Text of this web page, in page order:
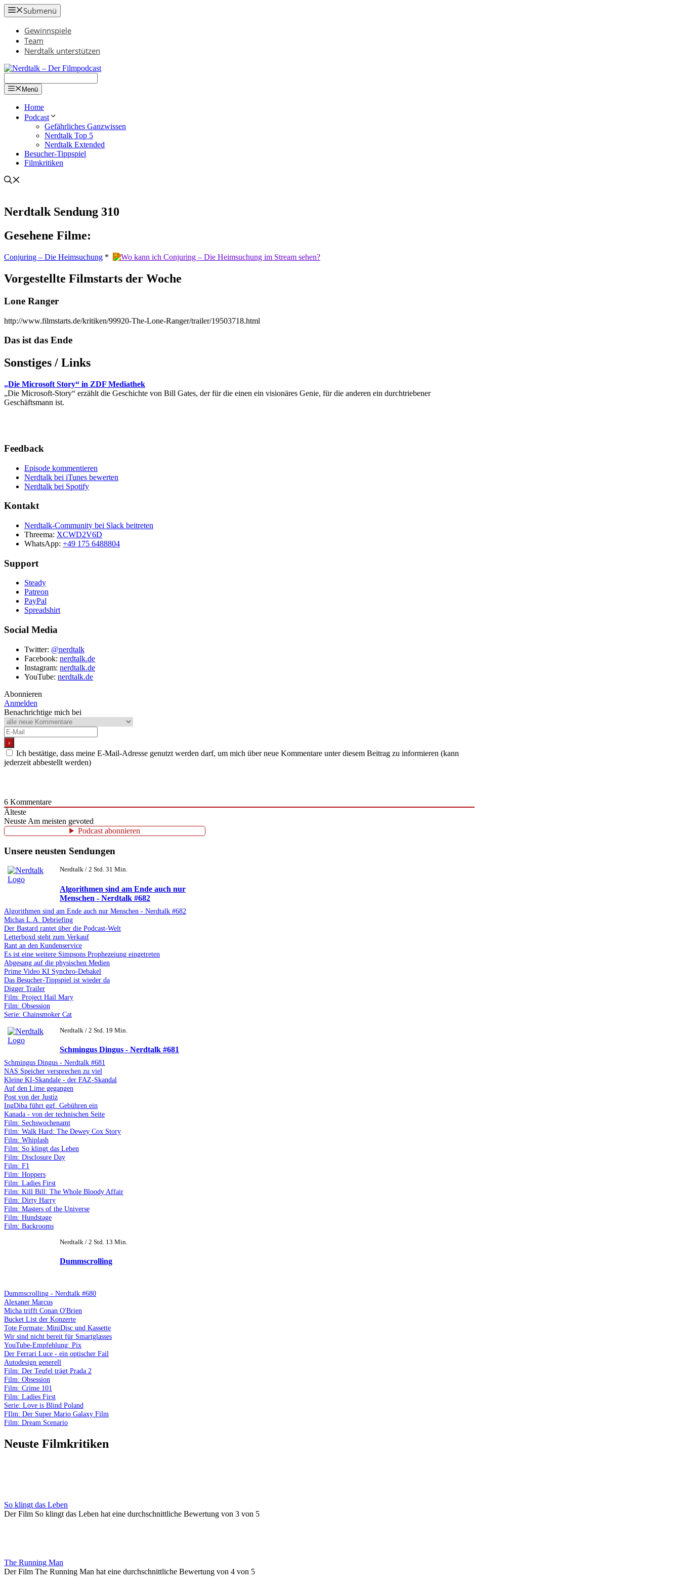
Zum
Inhalt
springen
Submenü
Gewinnspiele
Team
Nerdtalk unterstützen
Menü
Home
Podcast
Gefährliches Ganzwissen
Nerdtalk Top 5
Nerdtalk Extended
Besucher-Tippspiel
Filmkritiken
Nerdtalk Sendung 310
Gesehene Filme:
Conjuring – Die Heimsuchung *
Vorgestellte Filmstarts der Woche
Lone Ranger
http://www.filmstarts.de/kritiken/99920-The-Lone-Ranger/trailer/19503718.html
Das ist das Ende
Sonstiges / Links
„Die Microsoft Story“ in ZDF Mediathek
„Die Microsoft-Story“ erzählt die Geschichte von Bill Gates, der für die einen ein visionäres Genie, für die anderen ein durchtriebener
Geschäftsmann ist.
Feedback
Episode kommentieren
Nerdtalk bei iTunes bewerten
Nerdtalk bei Spotify
Kontakt
Nerdtalk-Community bei Slack beitreten
Threema: XCWD2V6D
WhatsApp: +49 175 6488804
Support
Steady
Patreon
PayPal
Spreadshirt
Social Media
Twitter: @nerdtalk
Facebook: nerdtalk.de
Instagram: nerdtalk.de
YouTube: nerdtalk.de
Abonnieren
Anmelden
Benachrichtige mich bei
Ich bestätige, dass meine E-Mail-Adresse genutzt werden darf, um mich über neue Kommentare unter diesem Beitrag zu informieren (kann
jederzeit abbestellt werden)
6 Kommentare
Älteste
Neuste Am meisten gevoted
Podcast abonnieren
Unsere neusten Sendungen
Nerdtalk / 2 Std. 31 Min.
Algorithmen sind am Ende auch nur
Menschen - Nerdtalk #682
Algorithmen sind am Ende auch nur Menschen - Nerdtalk #682
Michas L.A. Debriefing
Der Bastard rantet über die Podcast-Welt
Letterboxd steht zum Verkauf
Rant an den Kundenservice
Es ist eine weitere Simpsons Prophezeiung eingetreten
Abgesang auf die physischen Medien
Prime Video KI Synchro-Debakel
Das Besucher-Tippspiel ist wieder da
Digger Trailer
Film: Project Hail Mary
Film: Obsession
Serie: Chainsmoker Cat
Nerdtalk / 2 Std. 19 Min.
Schmingus Dingus - Nerdtalk #681
Schmingus Dingus - Nerdtalk #681
NAS Speicher versprechen zu viel
Kleine KI-Skandale - der FAZ-Skandal
Auf den Lime gegangen
Post von der Justiz
IngDiba führt ggf. Gebühren ein
Kanada - von der technischen Seite
Film: Sechswochenamt
Film: Walk Hard: The Dewey Cox Story
Film: Whiplash
Film: So klingt das Leben
Film: Disclosure Day
Film: F1
Film: Hoppers
Film: Ladies First
Film: Kill Bill: The Whole Bloody Affair
Film: Dirty Harry
Film: Masters of the Universe
Film: Hundstage
Film: Backrooms
Nerdtalk / 2 Std. 13 Min.
Dummscrolling
Dummscrolling - Nerdtalk #680
Alexaner Marcus
Micha trifft Conan O'Brien
Bucket List der Konzerte
Tote Formate: MiniDisc und Kassette
Wir sind nicht bereit für Smartglasses
YouTube-Empfehlung: Pix
Der Ferrari Luce - ein optischer Fail
Autodesign generell
Film: Der Teufel trägt Prada 2
Film: Obsession
Film: Crime 101
Film: Ladies First
Serie: Love is Blind Poland
FIlm: Der Super Mario Galaxy Film
Film: Dream Scenario
Neuste Filmkritiken
So klingt das Leben
Der Film So klingt das Leben hat eine durchschnittliche Bewertung von 3 von 5
The Running Man
Der Film The Running Man hat eine durchschnittliche Bewertung von 4 von 5